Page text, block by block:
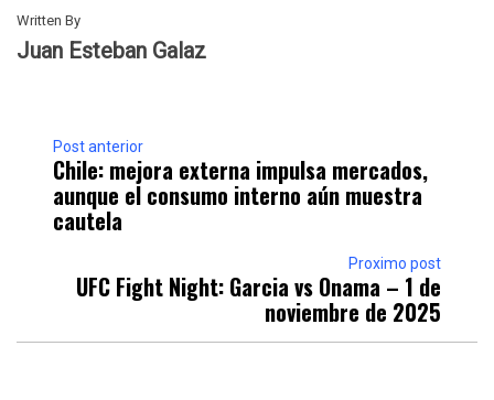
Written By
Juan Esteban Galaz
Post anterior
Chile: mejora externa impulsa mercados,
aunque el consumo interno aún muestra
cautela
Proximo post
UFC Fight Night: Garcia vs Onama – 1 de
noviembre de 2025